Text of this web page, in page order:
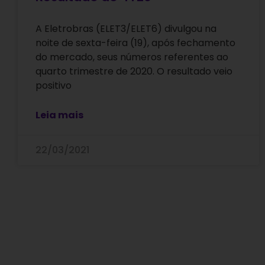
A Eletrobras (ELET3/ELET6) divulgou na
noite de sexta-feira (19), após fechamento
do mercado, seus números referentes ao
quarto trimestre de 2020. O resultado veio
positivo
Leia mais